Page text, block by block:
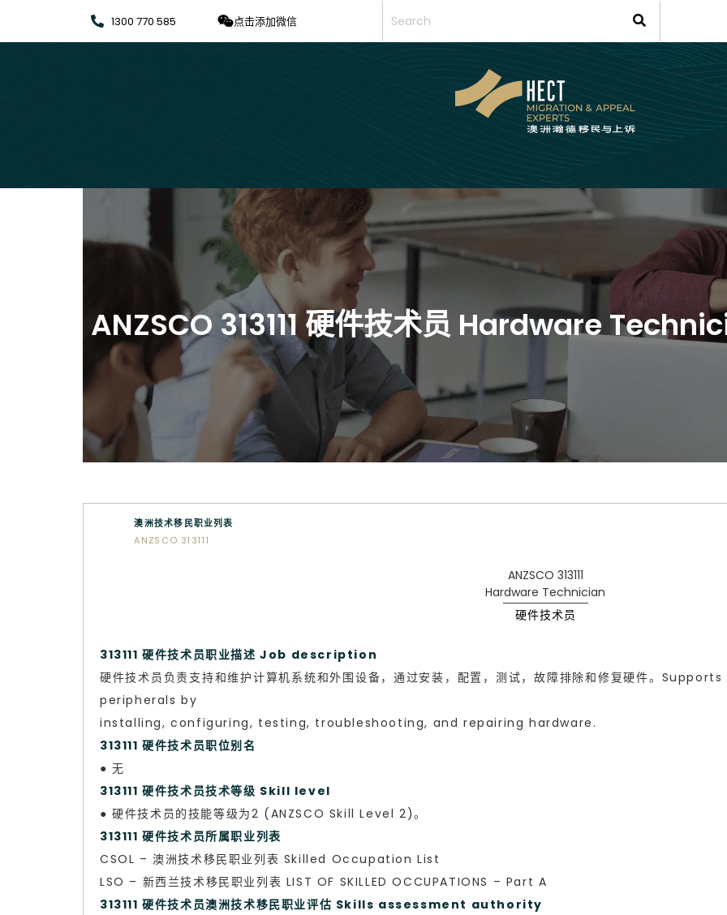
1300 770 585 点击添加微信
ANZSCO 313111 硬件技术员 Hardware
澳洲技术移民职业列表
ANZSCO 313111
ANZSCO 313111
Hardware Technician
硬件技术员
313111 硬件技术员职业描述 Job description
硬件技术员负责支持和维护计算机系统和外围设备，通过安装，配置，测试，故障排除和修复硬件。
peripherals by
installing, configuring, testing, troubleshooting, and repairing hardware.
313111 硬件技术员职位别名
● 无
313111 硬件技术员技术等级 Skill level
● 硬件技术员的技能等级为2 (ANZSCO Skill Level 2)。
313111 硬件技术员所属职业列表
CSOL – 澳洲技术移民职业列表 Skilled Occupation List
LSO – 新西兰技术移民职业列表 LIST OF SKILLED OCCUPATIONS – Part A
313111 硬件技术员澳洲技术移民职业评估 Skills assessment authority